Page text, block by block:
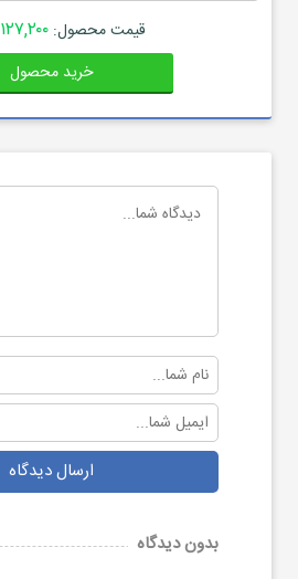
قیمت محصول: ۱۲۷,۲۰۰ تومان
خرید محصول
ارسال دیدگاه
بدون دیدگاه